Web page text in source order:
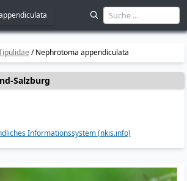
/Nephrotoma appendiculata
Salzburg
Informationssystem (nkis.info)